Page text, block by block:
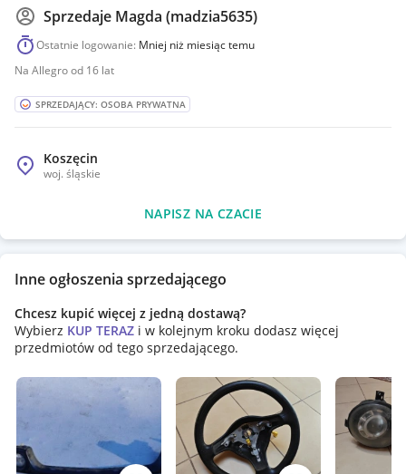
Sprzedaje Magda (madzia5635)
Ostatnie logowanie: Mniej niż miesiąc temu
Na Allegro od 16 lat
SPRZEDAJĄCY: OSOBA PRYWATNA
Koszęcin
woj. śląskie
NAPISZ NA CZACIE
Inne ogłoszenia sprzedającego
Chcesz kupić więcej z jedną dostawą?
Wybierz KUP TERAZ i w kolejnym kroku dodasz więcej
przedmiotów od tego sprzedającego.